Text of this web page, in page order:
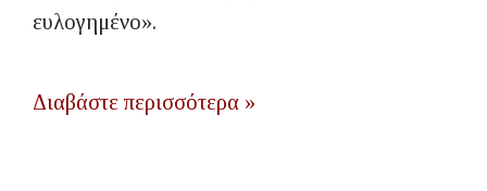
ευλογημένο».
Διαβάστε περισσότερα »